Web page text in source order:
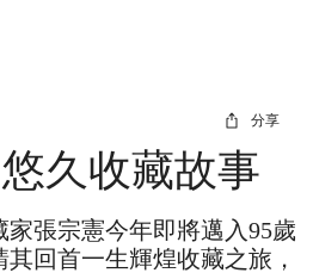
分享
久收藏故事
張宗憲今年即將邁入95歲
回首一生輝煌收藏之旅，